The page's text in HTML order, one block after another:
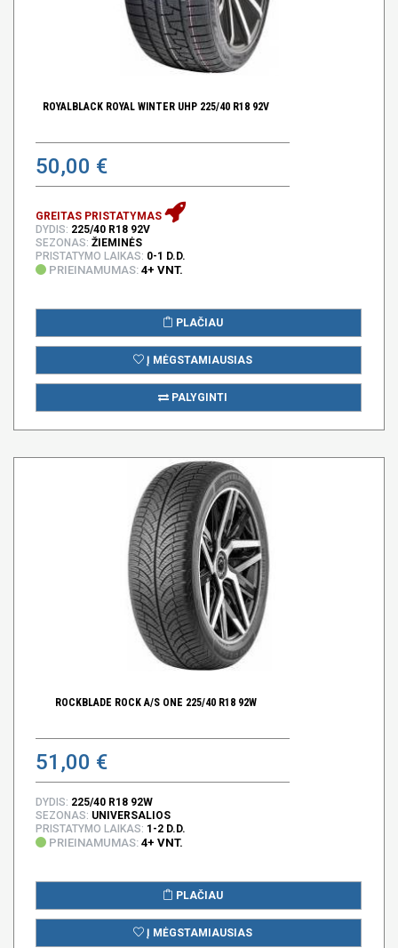
ROYALBLACK ROYAL WINTER UHP 225/40 R18 92V
50,00 €
GREITAS PRISTATYMAS
DYDIS: 225/40 R18 92V
SEZONAS: ŽIEMINĖS
PRISTATYMO LAIKAS: 0-1 D.D.
PRIEINAMUMAS: 4+ VNT.
PLAČIAU
Į MĖGSTAMIAUSIAS
PALYGINTI
ROCKBLADE ROCK A/S ONE 225/40 R18 92W
51,00 €
DYDIS: 225/40 R18 92W
SEZONAS: UNIVERSALIOS
PRISTATYMO LAIKAS: 1-2 D.D.
PRIEINAMUMAS: 4+ VNT.
PLAČIAU
Į MĖGSTAMIAUSIAS